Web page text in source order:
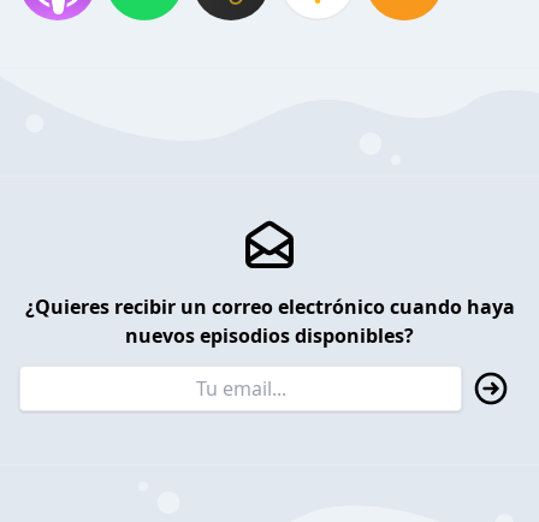
¿Quieres recibir un correo electrónico cuando haya
nuevos episodios disponibles?